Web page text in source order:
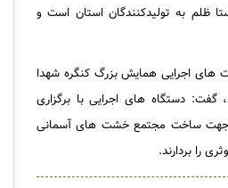
ظلم به تولیدکنندگان استان است و
های اجرایی همایش بزرگ کنگره شهدا
گفت: دستگاه های اجرایی با برگزاری
جهت ساخت مجتمع خشت های آسمانی
را بردارند.